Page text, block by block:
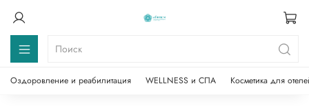
Оздоровление и реабилитация WELLNESS и СПА Косметика для